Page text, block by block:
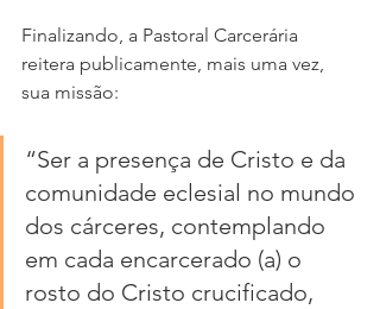
Finalizando, a Pastoral Carcerária
reitera publicamente, mais uma vez,
sua missão:
“Ser a presença de Cristo e da
comunidade eclesial no mundo
dos cárceres, contemplando
em cada encarcerado (a) o
rosto do Cristo crucificado,